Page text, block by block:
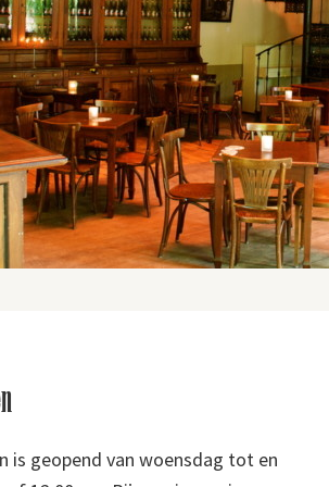
is geopend van woensdag tot en